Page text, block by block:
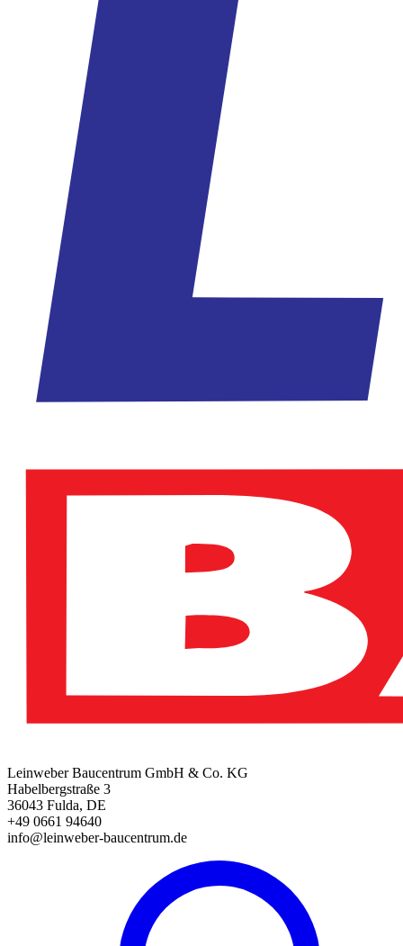
Leinweber Baucentrum GmbH & Co. KG
Habelbergstraße 3
36043 Fulda, DE
+49 0661 94640
info@leinweber-baucentrum.de